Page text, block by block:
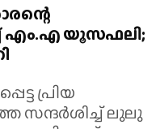
എം.എ യൂസഫലി;
പ്രിയ
സന്ദർശിച്ച് ലുലു